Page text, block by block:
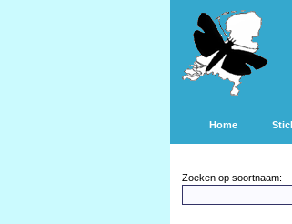
Home
Zoeken op soortnaam: